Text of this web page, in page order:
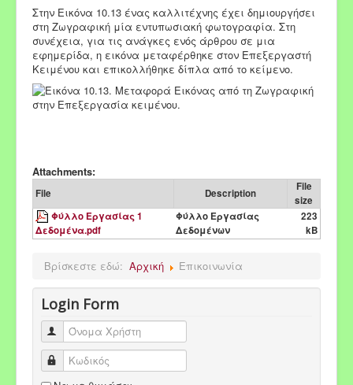
Στην Εικόνα 10.13 ένας καλλιτέχνης έχει δημιουργήσει
στη Ζωγραφική μία εντυπωσιακή φωτογραφία. Στη
συνέχεια, για τις ανάγκες ενός άρθρου σε μια
εφημερίδα, η εικόνα μεταφέρθηκε στον Επεξεργαστή
Κειμένου και επικολλήθηκε δίπλα από το κείμενο.
Attachments:
File Description
File
size
Φύλλο Εργασίας 1
Δεδομένα.pdf
Φύλλο Εργασίας
Δεδομένων
223
kB
Βρίσκεστε εδώ: Αρχική Επικοινωνία
Login Form
Όνομα Χρήστη
Κωδικός